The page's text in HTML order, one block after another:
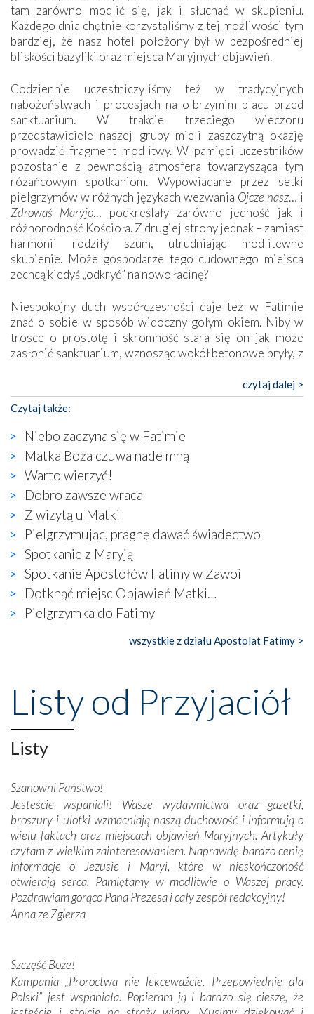
tam zarówno modlić się, jak i słuchać w skupieniu.
Każdego dnia chętnie korzystaliśmy z tej możliwości tym
bardziej, że nasz hotel położony był w bezpośredniej
bliskości bazyliki oraz miejsca Maryjnych objawień.
Codziennie uczestniczyliśmy też w tradycyjnych
nabożeństwach i procesjach na olbrzymim placu przed
sanktuarium. W trakcie trzeciego wieczoru
przedstawiciele naszej grupy mieli zaszczytną okazję
prowadzić fragment modlitwy. W pamięci uczestników
pozostanie z pewnością atmosfera towarzysząca tym
różańcowym spotkaniom. Wypowiadane przez setki
pielgrzymów w różnych językach wezwania Ojcze nasz… i
Zdrowaś Maryjo… podkreślały zarówno jedność jak i
różnorodność Kościoła. Z drugiej strony jednak – zamiast
harmonii rodziły szum, utrudniając modlitewne
skupienie. Może gospodarze tego cudownego miejsca
zechcą kiedyś „odkryć” na nowo łacinę?
Niespokojny duch współczesności daje też w Fatimie
znać o sobie w sposób widoczny gołym okiem. Niby w
trosce o prostotę i skromność stara się on jak może
zasłonić sanktuarium, wznosząc wokół betonowe bryły, z
katolickiego kultu. Tylko co wspólnego z żywą,
autentyczną wiarą mogą mieć płaskie, szare bunkry albo
kaplice, w których Tabernakulum przypomina bardziej
skrzynkę na narzędzia? Albo co powiedzieć o ustawionym
tuż przy nowej bazylice wielkim krzyżu, na którym
zamiast Chrystusa umieszczono dziwaczną postać jakby
wyjętą ze starożytnych hieroglifów? W kulturowym
kontekście naszych czasów to raczej karykatura niż godny
wizerunek Zbawiciela…
Zatem nawet w bezpośrednim otoczeniu sanktuarium
naocznie przekonaliśmy się, że wewnątrz Kościoła toczy
się ogromna walka o kształt katolicyzmu i o serca
wierzących. Do czego to zmaganie może prowadzić,
widzieliśmy w urokliwym, niewielkim mieście Obidos,
gdzie w miejscu dawnego kościoła działa dzisiaj…
księgarnia.
Nasze pielgrzymkowe wyprawy, których celem były
wznoszono na chwałę Bożą, na przykład – w podzięce za
Opatrznościową pomoc w wygranej bitwie o
niepodległość kraju. Zachwyt budziła potężna, a zarazem
misterna architektura tych monumentalnych dzieł,
wspaniałe zdobienia, dbałość ich twórców o detale,
budowniczych.
Podążyliśmy też śladami fatimskich wizjonerów – Łucji
dos Santos oraz świętych Hiacynty i Franciszka Marto.
Modliliśmy się przy ich grobach. Odprawiliśmy Drogę
Krzyżową w ich rodzinnych stronach, odwiedziliśmy
domy, w których żyli.
W miejscu objawień Matki Bożej zapaliliśmy świece
Podczas tej kilkudniowej wyprawy na każdym kroku
spotykaliśmy się z serdeczną otwartością
Portugalczyków. Podziwialiśmy ich ludową sztukę i
zwyczaje. Mimo że nasze kraje są od siebie bardzo
czytaj dalej >
Czytaj także:
Niebo zaczyna się w Fatimie
Matka Boża czuwa nade mną
Warto wierzyć!
Dobro zawsze wraca
Z wizytą u Matki
Pielgrzymując, pragnę dawać świadectwo
Spotkanie z Maryją
Spotkanie Apostołów Fatimy w Zawoi
Dotknąć miejsc Objawień Matki…
Pielgrzymka do Fatimy
wszystkie z działu Apostolat Fatimy >
Listy od Przyjaciół
Listy
Szanowni Państwo!
Jesteście wspaniali! Wasze wydawnictwa oraz gazetki,
broszury i ulotki wzmacniają naszą duchowość i informują o
wielu faktach oraz miejscach objawień Maryjnych. Artykuły
czytam z wielkim zainteresowaniem. Naprawdę bardzo cenię
informacje o Jezusie i Maryi, które w nieskończoność
otwierają serca. Pamiętamy w modlitwie o Waszej pracy.
Pozdrawiam gorąco Pana Prezesa i cały zespół redakcyjny!
Anna ze Zgierza
Szczęść Boże!
Kampania „Proroctwa nie lekceważcie. Przepowiednie dla
Polski” jest wspaniała. Popieram ją i bardzo się cieszę, że